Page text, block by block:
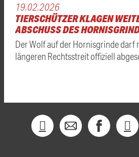
19.02.2026
TIERSCHÜTZER KLAGEN
ABSCHUSS DES
Der Wolf auf der Hornisgrinde darf
längeren Rechtsstreit offiziell